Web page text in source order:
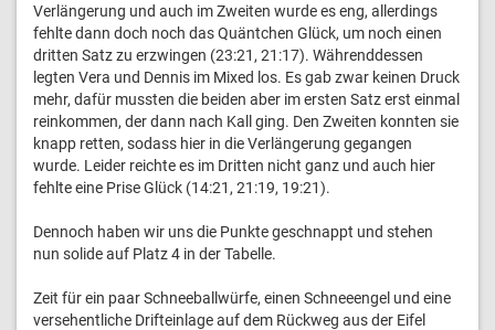
Verlängerung und auch im Zweiten wurde es eng, allerdings
fehlte dann doch noch das Quäntchen Glück, um noch einen
dritten Satz zu erzwingen (23:21, 21:17). Währenddessen
legten Vera und Dennis im Mixed los. Es gab zwar keinen Druck
mehr, dafür mussten die beiden aber im ersten Satz erst einmal
reinkommen, der dann nach Kall ging. Den Zweiten konnten sie
knapp retten, sodass hier in die Verlängerung gegangen
wurde. Leider reichte es im Dritten nicht ganz und auch hier
fehlte eine Prise Glück (14:21, 21:19, 19:21).
Dennoch haben wir uns die Punkte geschnappt und stehen
nun solide auf Platz 4 in der Tabelle.
Zeit für ein paar Schneeballwürfe, einen Schneeengel und eine
versehentliche Drifteinlage auf dem Rückweg aus der Eifel